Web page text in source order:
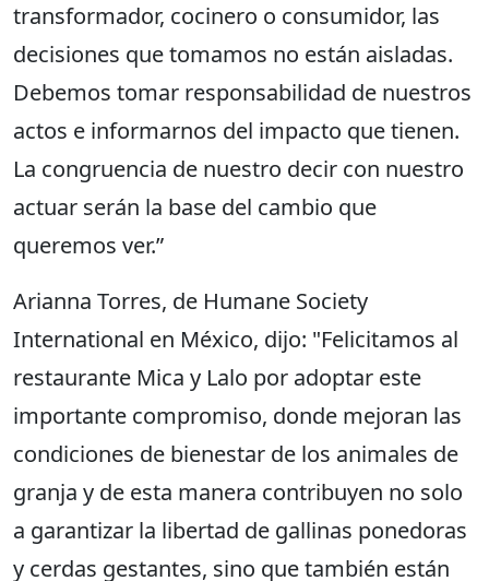
transformador, cocinero o consumidor, las
decisiones que tomamos no están aisladas.
Debemos tomar responsabilidad de nuestros
actos e informarnos del impacto que tienen.
La congruencia de nuestro decir con nuestro
actuar serán la base del cambio que
queremos ver.”
Arianna Torres, de Humane Society
International en México, dijo: "Felicitamos al
restaurante Mica y Lalo por adoptar este
importante compromiso, donde mejoran las
condiciones de bienestar de los animales de
granja y de esta manera contribuyen no solo
a garantizar la libertad de gallinas ponedoras
y cerdas gestantes, sino que también están